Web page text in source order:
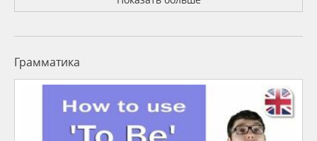
Грамматика